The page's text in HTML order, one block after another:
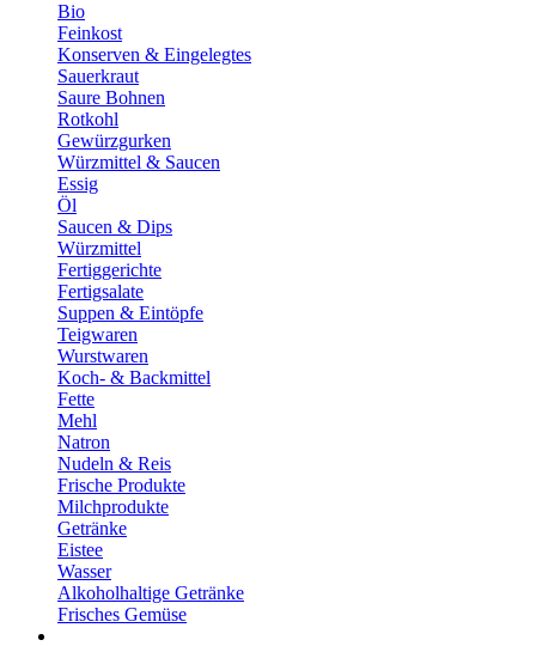
Bio
Feinkost
Konserven & Eingelegtes
Sauerkraut
Saure Bohnen
Rotkohl
Gewürzgurken
Würzmittel & Saucen
Essig
Öl
Saucen & Dips
Würzmittel
Fertiggerichte
Fertigsalate
Suppen & Eintöpfe
Teigwaren
Wurstwaren
Koch- & Backmittel
Fette
Mehl
Natron
Nudeln & Reis
Frische Produkte
Milchprodukte
Getränke
Eistee
Wasser
Alkoholhaltige Getränke
Frisches Gemüse